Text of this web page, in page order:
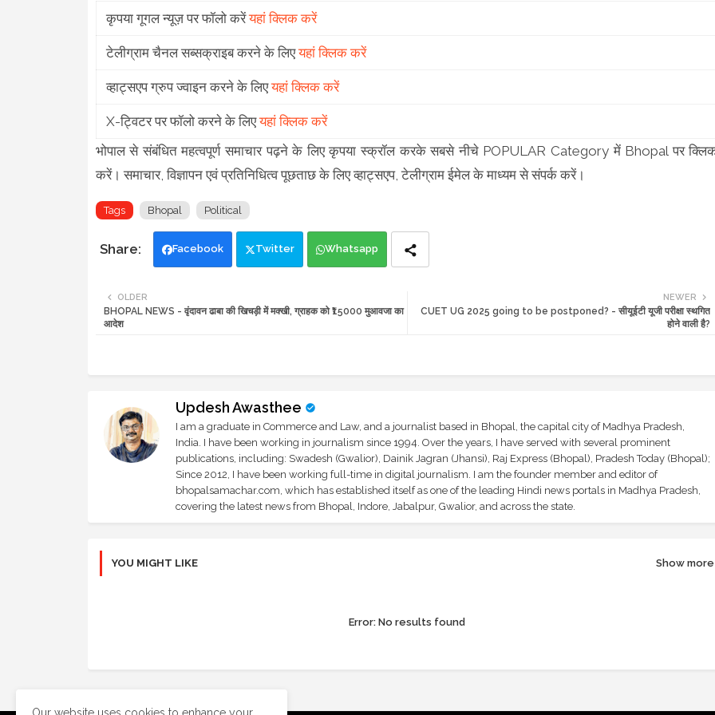
कृपया गूगल न्यूज़ पर फॉलो करेंयहां क्लिक करें
टेलीग्राम चैनल सब्सक्राइब करने के लिएयहां क्लिक करें
व्हाट्सएप ग्रुप ज्वाइन करने के लिएयहां क्लिक करें
X-ट्विटर पर फॉलो करने के लिएयहां क्लिक करें
भोपाल से संबंधित महत्वपूर्ण समाचार पढ़ने के लिए कृपया स्क्रॉल करके सबसे नीचे POPULAR Category में Bhopal पर
करें। समाचार, विज्ञापन एवं प्रतिनिधित्व पूछताछ के लिए व्हाट्सएप, टेलीग्राम ईमेल के माध्यम से संपर्क करें।
Tags Bhopal Political
Facebook Twitter Whatsapp
NEWER
CUET UG 2025 going to be postponed? - सीयूईटी यूजी परीक्षा स्थगित
होने वाली है?
OLDER
BHOPAL NEWS - वृंदावन ढाबा की खिचड़ी में मक्खी, ग्राहक को ₹15000 मुआवजा का
आदेश
Updesh Awasthee
I am a graduate in Commerce and Law, and a journalist based in Bhopal, the capital city of Madhya Pradesh,
India. I have been working in journalism since 1994. Over the years, I have served with several prominent
publications, including: Swadesh (Gwalior), Dainik Jagran (Jhansi), Raj Express (Bhopal), Pradesh Today (Bhopal);
Since 2012, I have been working full-time in digital journalism. I am the founder member and editor of
bhopalsamachar.com, which has established itself as one of the leading Hindi news portals in Madhya Pradesh,
covering the latest news from Bhopal, Indore, Jabalpur, Gwalior, and across the state.
YOU MIGHT LIKE Show more
Error:No results found